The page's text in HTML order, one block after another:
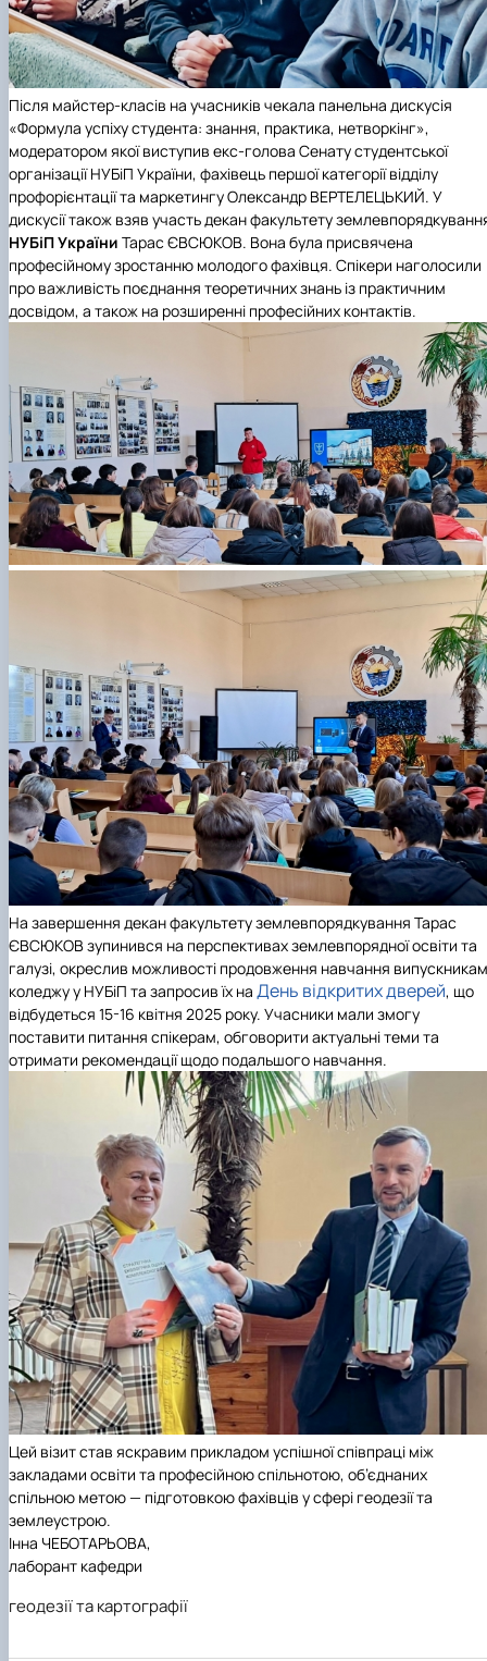
Після майстер-класів на учасників чекала панельна дискусія
«Формула успіху студента: знання, практика, нетворкінг»,
модератором якої виступив екс-голова Сенату студентської
організації НУБіП України, фахівець першої категорії відділу
профорієнтації та маркетингу Олександр ВЕРТЕЛЕЦЬКИЙ. У
дискусії також взяв участь декан факультету
НУБіП України Тарас ЄВСЮКОВ. Вона була присвячена
професійному зростанню молодого фахівця. Спікери наголосили
про важливість поєднання теоретичних знань із практичним
досвідом, а також на розширенні професійних контактів.
На завершення деканфакультету землевпорядкування Тарас
ЄВСЮКОВ зупинився на перспективах землевпорядної освіти та
галузі, окреслив можливості продовження навчання випускникам
коледжу у НУБіП та запросив їх на День відкритих дверей, що
відбудеться 15-16 квітня 2025 року. Учасники мали змогу
поставити питання спікерам, обговорити актуальні теми та
отримати рекомендації щодо подальшого навчання.
Цей візит став яскравим прикладом успішної співпраці між
закладами освіти та професійною спільнотою, об’єднаних
спільною метою — підготовкою фахівців у сфері геодезії та
землеустрою.
Інна ЧЕБОТАРЬОВА,
лаборант кафедри
геодезії та картографії